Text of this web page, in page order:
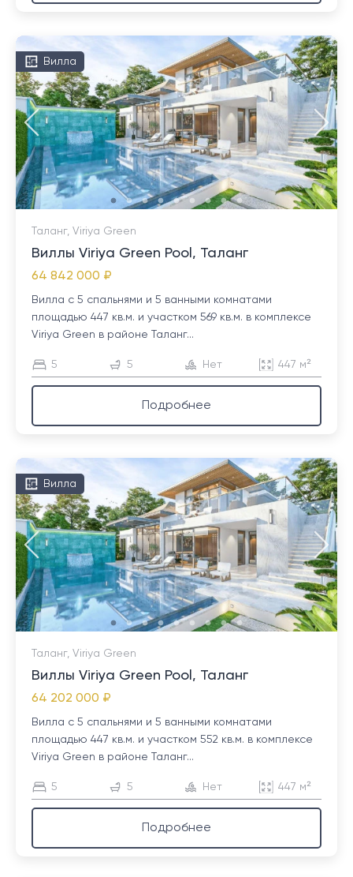
Вилла
Таланг, Viriya Green
Виллы Viriya Green Pool, Таланг
64 842 000 ₽
Вилла с 5 спальнями и 5 ванными комнатами
площадью 447 кв.м. и участком 569 кв.м. в комплексе
Viriya Green в районе Таланг...
5 5 Нет 447 м²
Подробнее
Вилла
Таланг, Viriya Green
Виллы Viriya Green Pool, Таланг
64 202 000 ₽
Вилла с 5 спальнями и 5 ванными комнатами
площадью 447 кв.м. и участком 552 кв.м. в комплексе
Viriya Green в районе Таланг...
5 5 Нет 447 м²
Подробнее